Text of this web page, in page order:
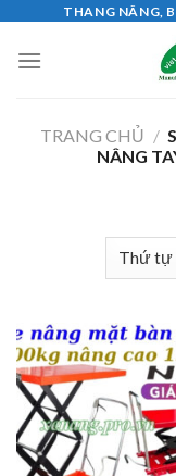
content
THANG NÂNG,
TRANG CHỦ /
NÂNG